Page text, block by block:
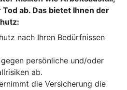
ab. Das bietet Ihnen der
nach Ihren Bedürfnissen
persönliche und/oder
ab.
die Versicherung die